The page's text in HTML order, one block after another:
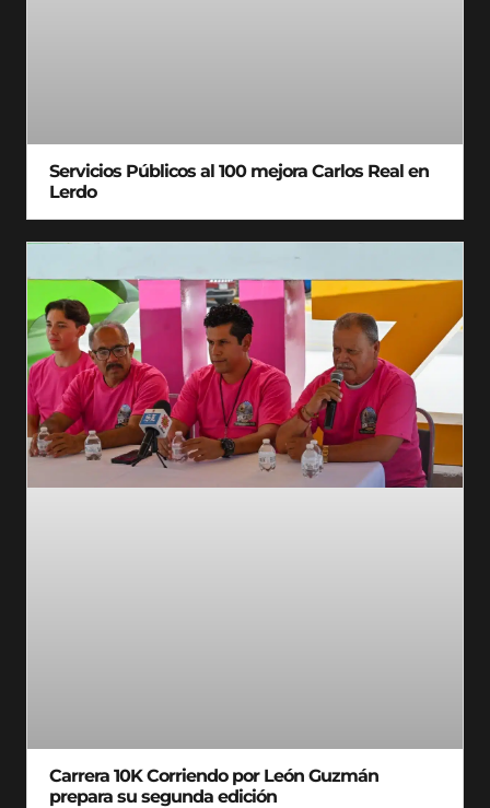
Servicios Públicos al 100 mejora Carlos Real en
Lerdo
Carrera 10K Corriendo por León Guzmán
prepara su segunda edición